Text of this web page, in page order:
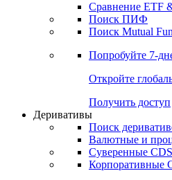
Получить доступ
ETF & Funds
Сравнение ETF
Поиск Mutual
Попробуйте7-
Откройте
Получить доступ
Деривативы